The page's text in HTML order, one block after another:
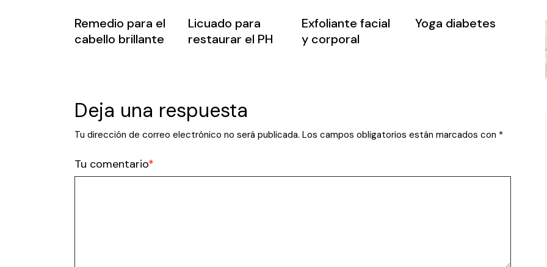
Remedio para el
cabello brillante
Licuado para
restaurar el PH
Exfoliante facial
y corporal
Yoga diabetes
Deja una respuesta
Tu dirección de correo electrónico no será publicada. Los campos obligatorios están marcados con *
Tu comentario